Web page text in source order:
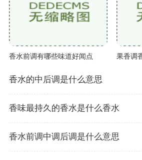
香水前调有哪些味道好闻点 果香调
香水的中后调是什么意思
香味最持久的香水是什么香水
香水前调中调后调是什么意思